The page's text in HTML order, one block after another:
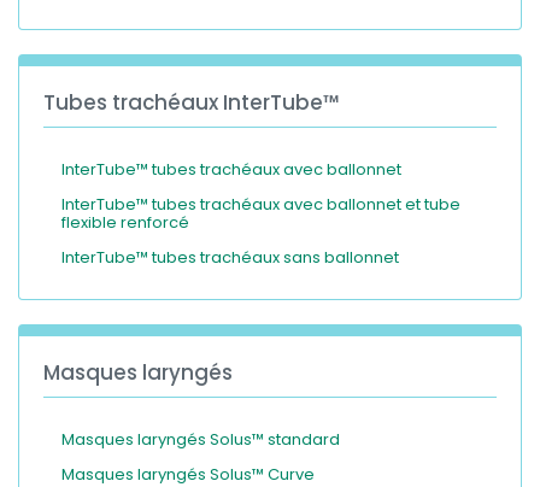
Tubes trachéaux InterTube™
InterTube™ tubes trachéaux avec ballonnet
InterTube™ tubes trachéaux avec ballonnet et tube
flexible renforcé
InterTube™ tubes trachéaux sans ballonnet
Masques laryngés
Masques laryngés Solus™ standard
Masques laryngés Solus™ Curve